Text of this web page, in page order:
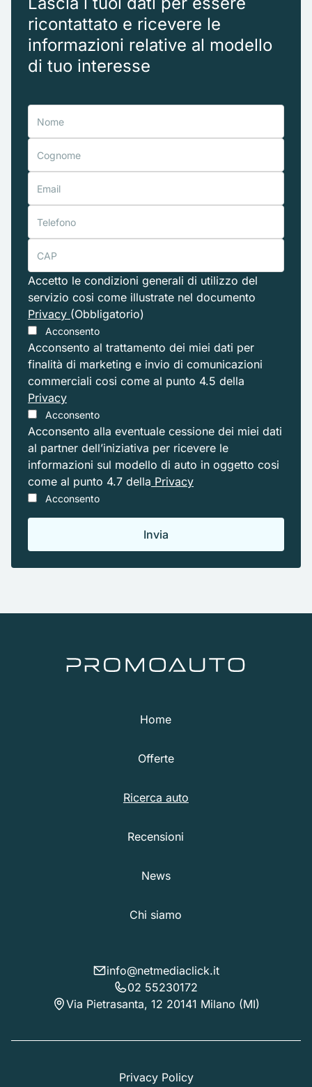
ricontattato e ricevere le
informazioni relative al modello
di tuo interesse
Accetto le condizioni generali di utilizzo del
servizio cosi come illustrate nel documento
Privacy (Obbligatorio)
Acconsento
Acconsento al trattamento dei miei dati per
finalità di marketing e invio di comunicazioni
commerciali cosi come al punto 4.5 della
Privacy
Acconsento
Acconsento alla eventuale cessione dei miei dati
al partner dell’iniziativa per ricevere le
informazioni sul modello di auto in oggetto cosi
come al punto 4.7 della Privacy
Acconsento
Home
Offerte
Ricerca auto
Recensioni
News
Chi siamo
info@netmediaclick.it
02 55230172
Via Pietrasanta, 12 20141 Milano (MI)
Privacy Policy